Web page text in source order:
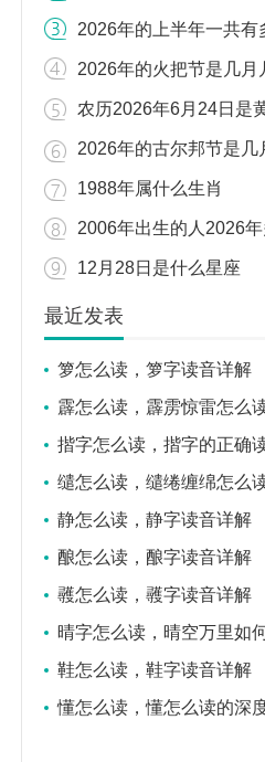
2026年的上半年一共有
2026年的火把节是几月
农历2026年6月24日是
2026年的古尔邦节是几
1988年属什么生肖
2006年出生的人2026
12月28日是什么星座
最近发表
箩怎么读，箩字读音详解
霹怎么读，霹雳惊雷怎么
揩字怎么读，揩字的正确
缱怎么读，缱绻缠绵怎么
静怎么读，静字读音详解
酿怎么读，酿字读音详解
彠怎么读，彠字读音详解
晴字怎么读，晴空万里如
鞋怎么读，鞋字读音详解
懂怎么读，懂怎么读的深